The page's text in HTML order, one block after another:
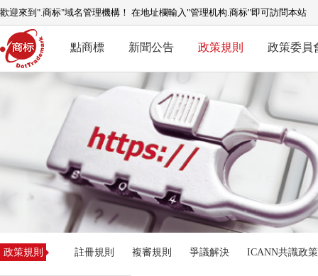
歡迎來到".商标"域名管理機構！ 在地址欄輸入"管理机构.商标"即可訪問本站
點商標 新聞公告 政策規則 政策委員
政策規則 註冊規則 複審規則 爭議解決 ICANN共識政策